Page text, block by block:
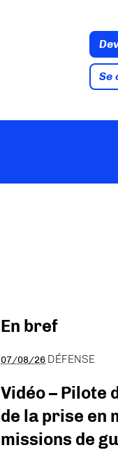
Se
En bref
07/08/26 DÉFENSE
Vidéo – Pilote
de la prise en
missions de